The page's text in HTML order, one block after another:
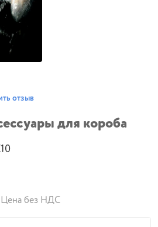
отзыв
для короба
Цена без НДС